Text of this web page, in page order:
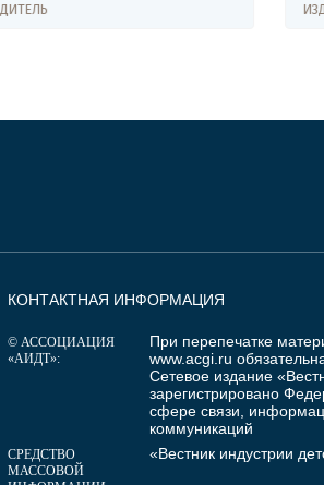
ИЗДАНИЕ
КОНТАКТНАЯ ИНФОРМАЦИЯ
© АССОЦИАЦИЯ
«АИДТ»:
При перепечатке
www.acgi.ru
Сетевое издание
зарегистрировано
сфере связи,
коммуникаций
СРЕДСТВО
МАССОВОЙ
«Вестник индустрии